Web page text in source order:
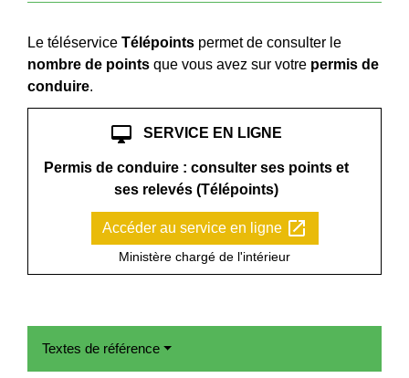
Le téléservice Télépoints permet de consulter le
nombre de points que vous avez sur votre permis de
conduire.
desktop_mac SERVICE EN LIGNE
Permis de conduire : consulter ses points et
ses relevés (Télépoints)
Accéder au service en ligne open_in_new
Ministère chargé de l'intérieur
Textes de référence